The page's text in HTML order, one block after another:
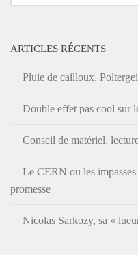
ARTICLES RÉCENTS
Pluie de cailloux,
Double effet pas cool sur
Conseil de matériel,
Le CERN ou les
promesse
Nicolas Sarkozy, sa «